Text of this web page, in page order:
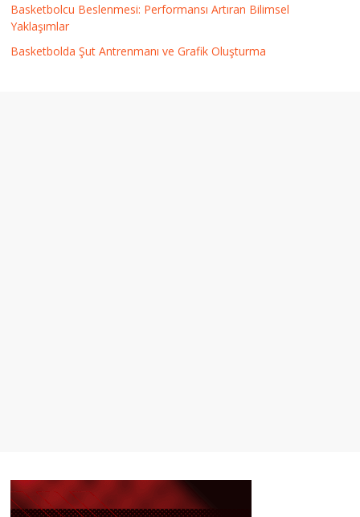
Basketbolcu Beslenmesi: Performansı Artıran Bilimsel
Yaklaşımlar
Basketbolda Şut Antrenmanı ve Grafik Oluşturma